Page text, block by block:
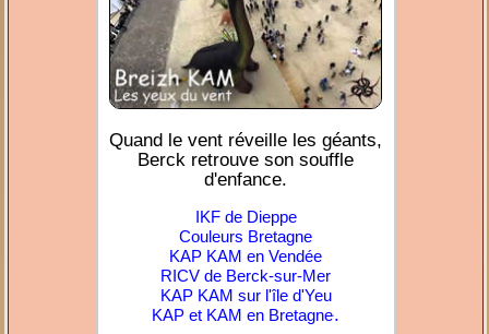
Quand le vent réveille les géants,
Berck retrouve son souffle
d'enfance.
IKF de Dieppe
Couleurs Bretagne
KAP KAM en Vendée
RICV de Berck-sur-Mer
KAP KAM sur l'île d'Yeu
KAP et KAM en Bretagne.